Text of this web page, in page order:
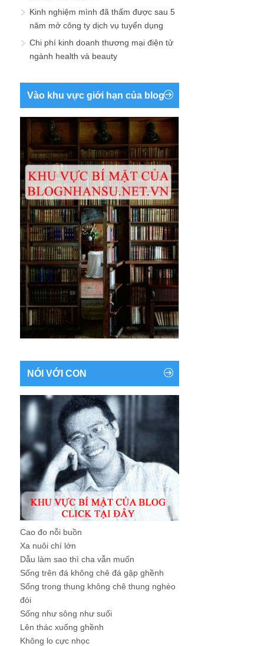
Kinh nghiệm mình đã thấm được sau 5
năm mở công ty dịch vụ tuyển dụng
Chi phí kinh doanh thương mại điện tử
ngành health và beauty
Vào khu vực giới hạn của blog
NÓI VỚI CON
Cao đo nỗi buồn
Xa nuôi chí lớn
Dẫu làm sao thì cha vẫn muốn
Sống trên đá không chê đá gập ghềnh
Sống trong thung không chê thung nghèo
đói
Sống như sông như suối
Lên thác xuống ghềnh
Không lo cực nhọc